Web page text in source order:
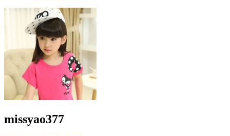
missyao377